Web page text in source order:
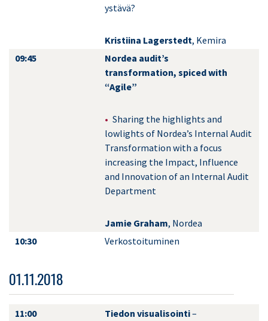
ystävä?
Kristiina Lagerstedt, Kemira
09:45
Nordea audit’s
transformation, spiced with
“Agile”
Sharing the highlights and
lowlights of Nordea’s Internal Audit
Transformation with a focus
increasing the Impact, Influence
and Innovation of an Internal Audit
Department
Jamie Graham, Nordea
10:30
Verkostoituminen
01.11.2018
11:00 Tiedon visualisointi–